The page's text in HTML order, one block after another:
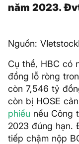
năm 2023.
Nguồn:
Cụ thể, HBC có
đồng lỗ ròng
còn 7,546 tỷ
còn bị HOSE
phiếu nếu Công
2023 đúng hạn.
tiếp chậm nộp